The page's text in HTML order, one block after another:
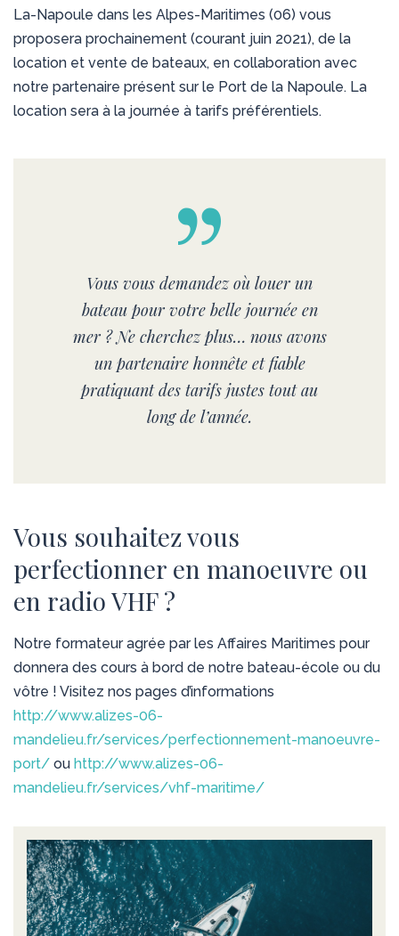
La-Napoule dans les Alpes-Maritimes (06) vous
proposera prochainement (courant juin 2021), de la
location et vente de bateaux, en collaboration avec
notre partenaire présent sur le Port de la Napoule. La
location sera à la journée à tarifs préférentiels.
Vous vous demandez où louer un
bateau pour votre belle journée en
mer ? Ne cherchez plus… nous avons
un partenaire honnête et fiable
pratiquant des tarifs justes tout au
long de l’année.
Vous souhaitez vous
perfectionner en manoeuvre ou
en radio VHF ?
Notre formateur agrée par les Affaires Maritimes pour
donnera des cours à bord de notre bateau-école ou du
vôtre ! Visitez nos pages d’informations
http://www.alizes-06-
mandelieu.fr/services/perfectionnement-manoeuvre-
port/ ou http://www.alizes-06-
mandelieu.fr/services/vhf-maritime/